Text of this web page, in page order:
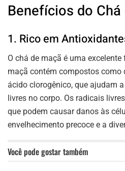
Benefícios do
1. Rico em
O chá de maçã é uma
maçã contém compostos como
ácido clorogênico, que ajudam
livres no corpo. Os radicais
que podem causar danos às
envelhecimento precoce e a
Você pode gostar também